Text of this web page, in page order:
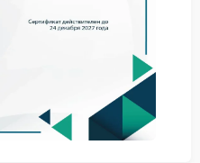
двигателя,
скрежету.
узлов,
случаев имеет свою
в жерновах
звук, но и заклинить
обмоток. В